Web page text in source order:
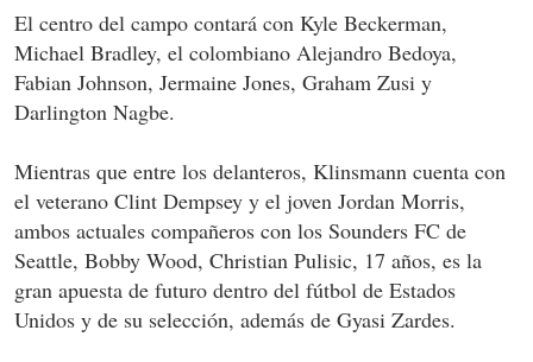
El centro del campo contará con Kyle Beckerman,
Michael Bradley, el colombiano Alejandro Bedoya,
Fabian Johnson, Jermaine Jones, Graham Zusi y
Darlington Nagbe.
Mientras que entre los delanteros, Klinsmann cuenta con
el veterano Clint Dempsey y el joven Jordan Morris,
ambos actuales compañeros con los Sounders FC de
Seattle, Bobby Wood, Christian Pulisic, 17 años, es la
gran apuesta de futuro dentro del fútbol de Estados
Unidos y de su selección, además de Gyasi Zardes.